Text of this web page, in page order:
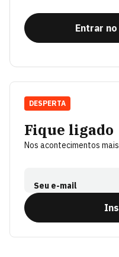
Entrar
Fique ligado
Nos acontecimentos
Seu e-mail
DESPERTA